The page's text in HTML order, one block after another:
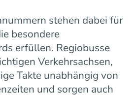
stehen dabei für
besondere
erfüllen. Regiobusse
Verkehrsachsen,
Takte unabhängig von
und sorgen auch